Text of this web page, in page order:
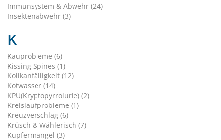
Immunsystem & Abwehr (24)
Insektenabwehr (3)
K
Kauprobleme (6)
Kissing Spines (1)
Kolikanfälligkeit (12)
Kotwasser (14)
KPU(Kryptopyrrolurie) (2)
Kreislaufprobleme (1)
Kreuzverschlag (6)
Krüsch & Wählerisch (7)
Kupfermangel (3)